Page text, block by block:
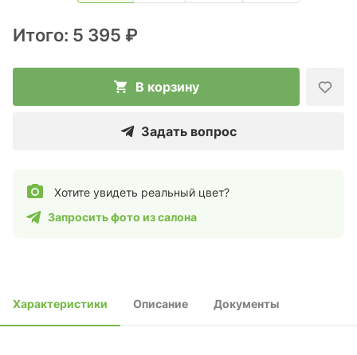
Итого: 5 395 ₽
В корзину
Задать вопрос
Хотите увидеть реальный цвет?
Запросить фото из салона
Характеристики Описание Документы